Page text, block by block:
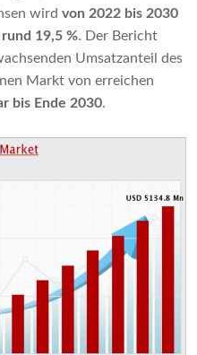
wird von 2022 bis 2030
19,5 %. Der Bericht
Umsatzanteil des
Markt von erreichen
bis Ende 2030.